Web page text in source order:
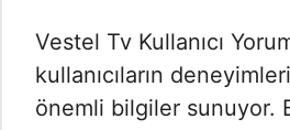
Vestel Tv Kullanıcı
kullanıcıların
önemli bilgiler sunuyor.